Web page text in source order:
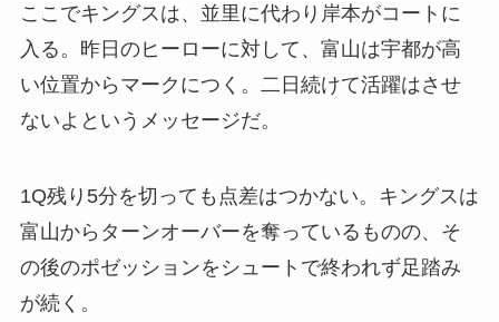
ここでキングスは、並里に代わり岸本がコートに
入る。昨日のヒーローに対して、富山は宇都が高
い位置からマークにつく。二日続けて活躍はさせ
ないよというメッセージだ。
1Q残り5分を切っても点差はつかない。キングスは
富山からターンオーバーを奪っているものの、そ
の後のポゼッションをシュートで終われず足踏み
が続く。